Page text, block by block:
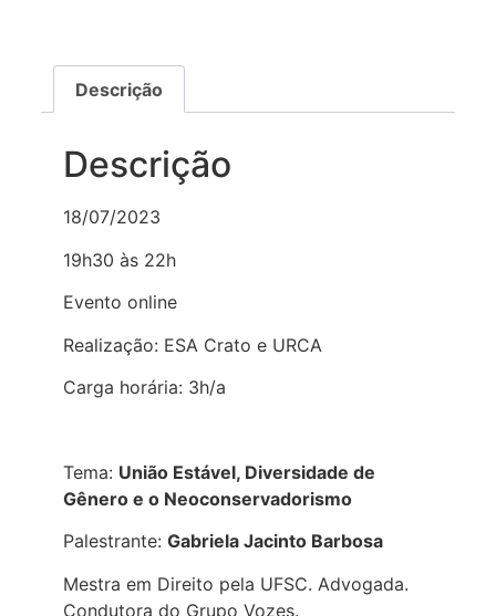
Descrição
Descrição
18/07/2023
19h30 às 22h
Evento online
Realização: ESA Crato e URCA
Carga horária: 3h/a
Tema: União Estável, Diversidade de
Gênero e o Neoconservadorismo
Palestrante: Gabriela Jacinto Barbosa
Mestra em Direito pela UFSC. Advogada.
Condutora do Grupo Vozes.